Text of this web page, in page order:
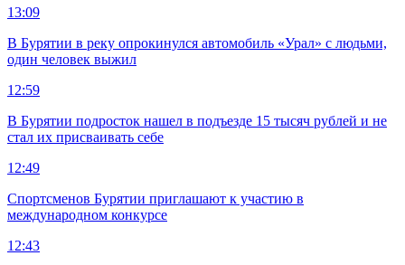
13:09
В Бурятии в реку опрокинулся автомобиль «Урал» с людьми,
один человек выжил
12:59
В Бурятии подросток нашел в подъезде 15 тысяч рублей и не
стал их присваивать себе
12:49
Спортсменов Бурятии приглашают к участию в
международном конкурсе
12:43